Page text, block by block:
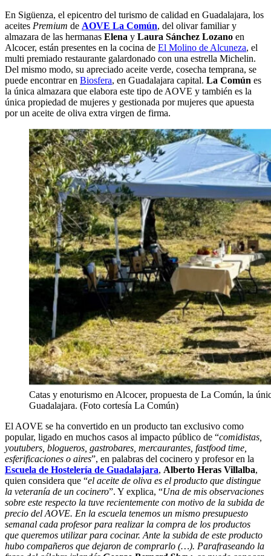
En Sigüenza, el epicentro del turismo de calidad en Guadalajara, los
aceites Premium de AOVE La Común, del olivar familiar y
almazara de las hermanas Elena y Laura Sánchez Lozano en
Alcocer, están presentes en la cocina de El Molino de Alcuneza, el
multi premiado restaurante galardonado con una estrella Michelin.
Del mismo modo, su apreciado aceite verde, cosecha temprana, se
puede encontrar en Biosfera, en Guadalajara capital. La Común es
la única almazara que elabora este tipo de AOVE y también es la
única propiedad de mujeres y gestionada por mujeres que apuesta
por un aceite de oliva extra virgen de firma.
Catas y enoturismo en Alcocer, propuesta de La Común, la
Guadalajara. (Foto cortesía La Común)
El AOVE se ha convertido en un producto tan exclusivo como
popular, ligado en muchos casos al impacto público de “comidistas,
youtubers, blogueros, gastrobares, mercaurantes, fastfood time,
esferificaciones o aires”, en palabras del cocinero y profesor en la
Escuela de Hostelería de Guadalajara, Alberto Heras Villalba,
quien considera que “el aceite de oliva es el producto que distingue
la veteranía de un cocinero”. Y explica, “Una de mis observaciones
sobre este respecto la tuve recientemente con motivo de la subida de
precio del AOVE. En la escuela tenemos un mismo presupuesto
semanal cada profesor para realizar la compra de los productos
que queremos utilizar para cocinar. Ante la subida de este producto
hubo compañeros que dejaron de comprarlo (…). Parafraseando la